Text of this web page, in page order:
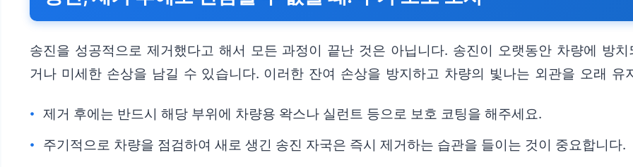
송진을 성공적으로 제거했다고 해서 모든 과정이 끝난 것은 아닙니다. 송진이 오랫동안 차량에 방
거나 미세한 손상을 남길 수 있습니다. 이러한 잔여 손상을 방지하고 차량의 빛나는 외관을 오래 유
제거 후에는 반드시 해당 부위에 차량용 왁스나 실런트 등으로 보호 코팅을 해주세요.
주기적으로 차량을 점검하여 새로 생긴 송진 자국은 즉시 제거하는 습관을 들이는 것이 중요합니다.